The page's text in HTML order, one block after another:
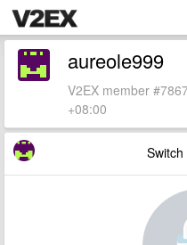
aureole999
V2EX member
+08:00